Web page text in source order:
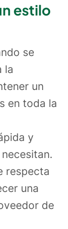
estilo
se
la
un
en toda la
y
respecta
una
de